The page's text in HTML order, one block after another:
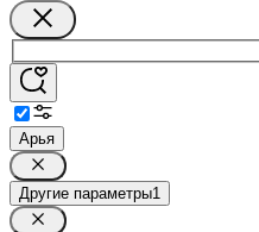
Арья
Другие параметры1